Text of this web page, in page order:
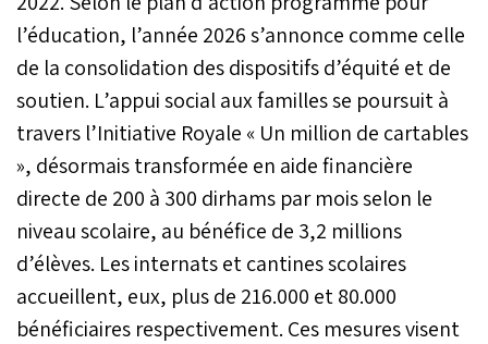
l’éducation, l’année 2026 s’annonce comme celle
de la consolidation des dispositifs d’équité et de
soutien. L’appui social aux familles se poursuit à
travers l’Initiative Royale « Un million de cartables
», désormais transformée en aide financière
directe de 200 à 300 dirhams par mois selon le
niveau scolaire, au bénéfice de 3,2 millions
d’élèves. Les internats et cantines scolaires
accueillent, eux, plus de 216.000 et 80.000
bénéficiaires respectivement. Ces mesures visent